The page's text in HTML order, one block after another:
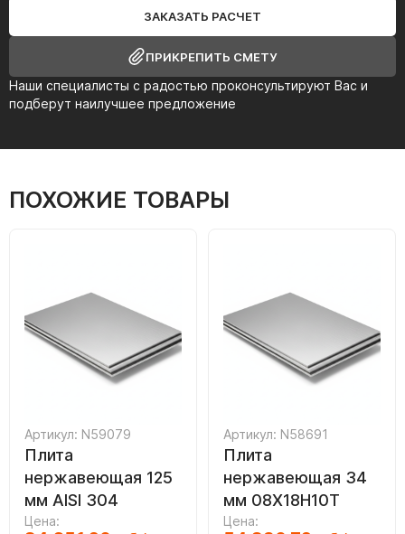
Наши специалисты с радостью проконсультируют Вас и
подберут наилучшее предложение
ЗАКАЗАТЬ РАСЧЕТ
ПРИКРЕПИТЬ СМЕТУ
ПОХОЖИЕ ТОВАРЫ
Артикул: N59079
Плита
нержавеющая 125
мм AISI 304
Цена:
Артикул: N58691
Плита
нержавеющая 34
мм 08Х18Н10Т
Цена: